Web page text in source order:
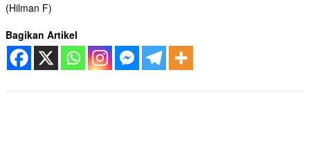
(Hilman F)
Bagikan Artikel